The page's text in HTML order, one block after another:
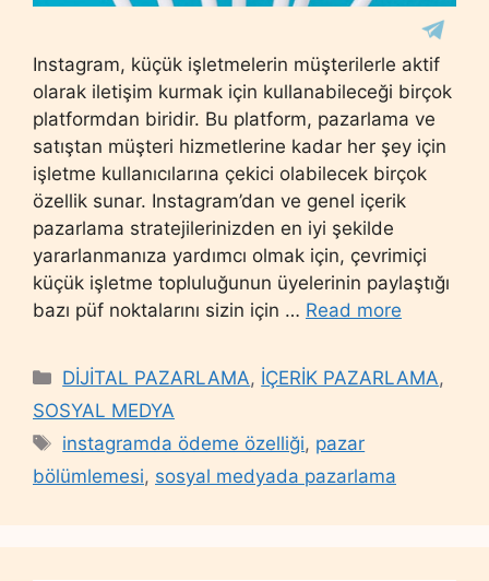
Instagram, küçük işletmelerin müşterilerle aktif
olarak iletişim kurmak için kullanabileceği birçok
platformdan biridir. Bu platform, pazarlama ve
satıştan müşteri hizmetlerine kadar her şey için
işletme kullanıcılarına çekici olabilecek birçok
özellik sunar. Instagram’dan ve genel içerik
pazarlama stratejilerinizden en iyi şekilde
yararlanmanıza yardımcı olmak için, çevrimiçi
küçük işletme topluluğunun üyelerinin paylaştığı
bazı püf noktalarını sizin için … Read more
Categories
DİJİTAL PAZARLAMA, İÇERİK PAZARLAMA,
SOSYAL MEDYA
Tags
instagramda ödeme özelliği, pazar
bölümlemesi, sosyal medyada pazarlama